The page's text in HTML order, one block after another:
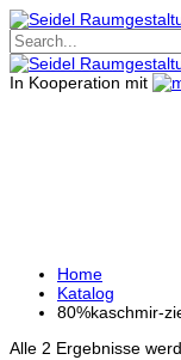
In Kooperation mit
Home
Katalog
80%kaschmir-
Alle 2 Ergebnisse